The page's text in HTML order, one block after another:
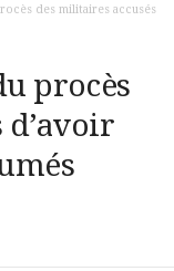
des militaires accusés
procès
d’avoir